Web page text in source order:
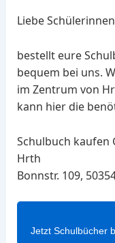
Liebe
bestellt eure
bequem bei uns.
im Zentrum von
kann hier die
Schulbuch kaufen
Hrth
Bonnstr. 109,
Jetzt Schulbücher